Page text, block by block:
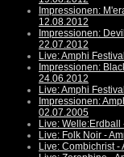
Impressionen:
12.08.2012
Impressionen:
22.07.2012
Live: Amphi
Impressionen:
24.06.2012
Live: Amphi
Impressionen:
02.07.2005
Live:
Live: Folk Noir -
Live: Combichrist